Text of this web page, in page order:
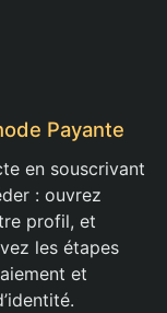
Payante
en souscrivant
: ouvrez
profil, et
les étapes
et